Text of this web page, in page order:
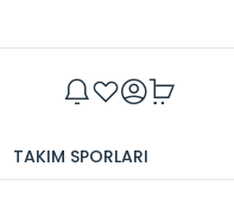
TAKIM SPORLARI